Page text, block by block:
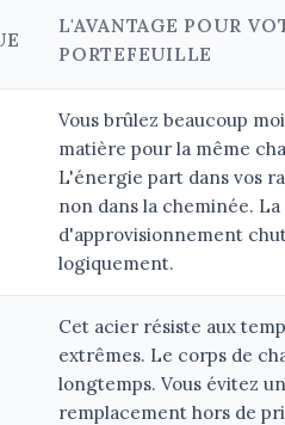
L'AVANTAGE POUR
PORTEFEUILLE
Vous brûlez beaucoup
matière pour la même
L'énergie part dans vos
non dans la cheminée.
d'approvisionnement
logiquement.
Cet acier résiste aux
extrêmes. Le corps de
longtemps. Vous évitez un
remplacement hors de